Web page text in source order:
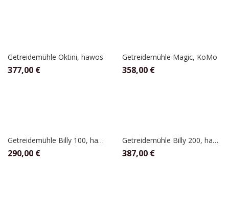
Getreidemühle Oktini, hawos
377,00 €
Getreidemühle Magic, KoMo
358,00 €
Getreidemühle Billy 100, hawos
290,00 €
Getreidemühle Billy 200, hawos
387,00 €